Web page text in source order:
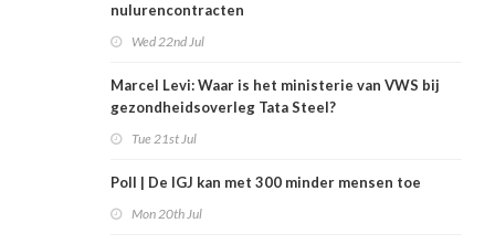
nulurencontracten
Wed 22nd Jul
Marcel Levi: Waar is het ministerie van VWS bij
gezondheidsoverleg Tata Steel?
Tue 21st Jul
Poll | De IGJ kan met 300 minder mensen toe
Mon 20th Jul